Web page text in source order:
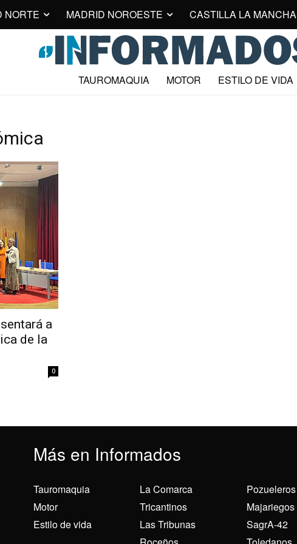
NORTE MADRID NOROESTE CASTILLA LA MANCHA
TAUROMAQUIA MOTOR ESTILO DE VIDA
a
de la
0
Más en Informados
Tauromaquia
Motor
Estilo de vida
La Comarca
Tricantinos
Las Tribunas
Pozueleros
Majariegos
SagrA-42